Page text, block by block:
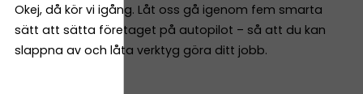
Okej, då kör vi igång. Låt oss gå igenom fem smarta
sätt att sätta företaget på autopilot – så att du kan
slappna av och låta verktyg göra ditt jobb.